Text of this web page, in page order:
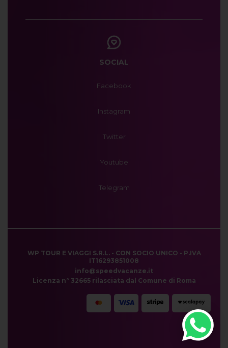
SOCIAL
Facebook
Instagram
Twitter
Youtube
Telegram
WP TOUR E VIAGGI S.R.L. - CON SOCIO UNICO - P.IVA
IT16293851008
info@speedvacanze.it
Licenza n° 32665 rilasciata dal Comune di Roma